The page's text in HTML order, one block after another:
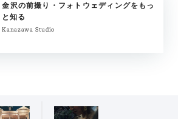
金沢の前撮り・フォトウェディングをもっ
と知る
Kanazawa Studio